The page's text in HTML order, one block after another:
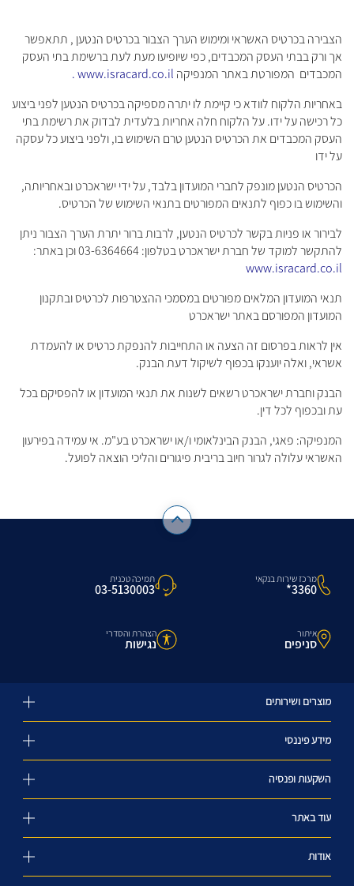
הצבירה בכרטיס האשראי ומימוש הערך הצבור בכרטיס הנטען , תתאפשר
אך ורק בבתי העסק המכבדים, כפי שיופיעו מעת לעת ברשימת בתי העסק
המכבדים המפורטת באתר המנפיקה www.isracard.co.il
.
באחריות הלקוח לוודא כי קיימת לו יתרה מספיקה בכרטיס הנטען לפני ביצוע
כל רכישה על ידו. על הלקוח חלה אחריות בלעדית לבדוק את רשימת בתי
העסק המכבדים את הכרטיס הנטען טרם השימוש בו, ולפני ביצוע כל עסקה
על ידו
הכרטיס הנטען מונפק לחברי המועדון בלבד, על ידי ישראכרט ובאחריותה,
והשימוש בו כפוף לתנאים המפורטים בתנאי השימוש של הכרטיס.
לבירור או פניות בקשר לכרטיס הנטען, לרבות ברור יתרת הערך הצבור ניתן
להתקשר למוקד של חברת ישראכרט בטלפון: 03-6364664 וכן באתר:
www.isracard.co.il
תנאי המועדון המלאים מפורטים במסמכי ההצטרפות לכרטיס ובתקנון
המועדון המפורסם באתר ישראכרט
אין לראות בפרסום זה הצעה או התחייבות להנפקת כרטיס או להעמדת
אשראי, ואלה יוענקו בכפוף לשיקול דעת הבנק.
הבנק וחברת ישראכרט רשאים לשנות את תנאי המועדון או להפסיקם בכל
עת ובכפוף לכל דין.
המנפיקה: פאגי, הבנק הבינלאומי ו/או ישראכרט בע"מ. אי עמידה בפירעון
האשראי עלולה לגרור חיוב בריבית פיגורים והליכי הוצאה לפועל.
מרכז שירות בנקאי
3360*
תמיכה טכנית
03-5130003
איתור
סניפים
הצהרת והסדרי
נגישות
מוצרים ושירותים
מידע פיננסי
השקעות ופנסיה
עוד באתר
אודות